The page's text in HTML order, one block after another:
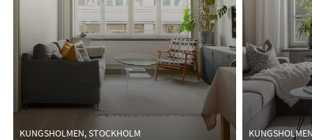
KUNGSHOLMEN, STOCKHOLM